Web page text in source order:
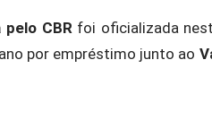
CBRfoi oficializada
por empréstimo junto ao